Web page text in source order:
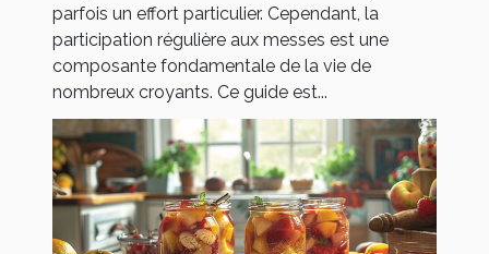
parfois un effort particulier. Cependant, la
participation régulière aux messes est une
composante fondamentale de la vie de
nombreux croyants. Ce guide est...